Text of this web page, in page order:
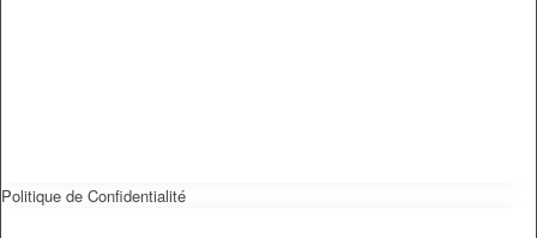
Politique de Confidentialité